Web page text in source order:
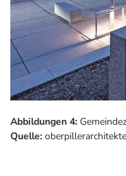
Abbildungen 4:
Quelle: